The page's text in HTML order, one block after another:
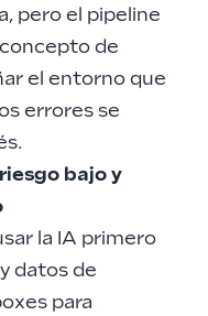
pero el pipeline
de
el entorno que
errores se
bajo y
la IA primero
datos de
para